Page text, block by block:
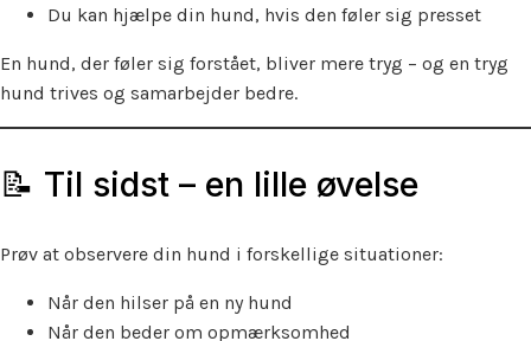
Du kan hjælpe din hund, hvis den føler sig presset
En hund, der føler sig forstået, bliver mere tryg – og en tryg
hund trives og samarbejder bedre.
📝 Til sidst – en lille øvelse
Prøv at observere din hund i forskellige situationer:
Når den hilser på en ny hund
Når den beder om opmærksomhed